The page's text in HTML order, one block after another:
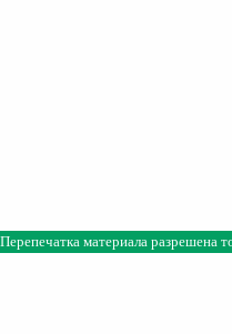
Перепечатка материала разрешена